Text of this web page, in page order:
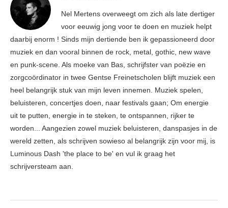
Nel Mertens overweegt om zich als late dertiger
voor eeuwig jong voor te doen en muziek helpt
daarbij enorm ! Sinds mijn dertiende ben ik gepassioneerd door
muziek en dan vooral binnen de rock, metal, gothic, new wave
en punk-scene. Als moeke van Bas, schrijfster van poëzie en
zorgcoördinator in twee Gentse Freinetscholen blijft muziek een
heel belangrijk stuk van mijn leven innemen. Muziek spelen,
beluisteren, concertjes doen, naar festivals gaan; Om energie
uit te putten, energie in te steken, te ontspannen, rijker te
worden... Aangezien zowel muziek beluisteren, danspasjes in de
wereld zetten, als schrijven sowieso al belangrijk zijn voor mij, is
Luminous Dash 'the place to be' en vul ik graag het
schrijversteam aan.